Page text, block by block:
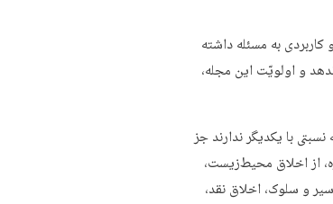
به مسئله داشته
و اولویّت این مجله،
با یکدیگر ندارند جز
از اخلاق محیط‌زیست،
و سلوک، اخلاق نقد،